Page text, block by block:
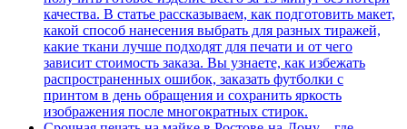
качества. В статье рассказываем, как подготовить макет,
какой способ нанесения выбрать для разных тиражей,
какие ткани лучше подходят для печати и от чего
зависит стоимость заказа. Вы узнаете, как избежать
распространенных ошибок, заказать футболки с
принтом в день обращения и сохранить яркость
изображения после многократных стирок.